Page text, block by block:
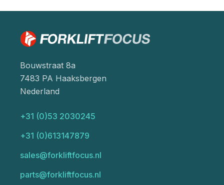
Bouwstraat 8a
7483 PA Haaksbergen
Nederland
+31 (0)53 2030245
+31 (0)613147879
sales@forkliftfocus.nl
parts@forkliftfocus.nl